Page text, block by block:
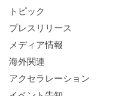
トピック
プレスリリース
メディア情報
海外関連
アクセラレーション